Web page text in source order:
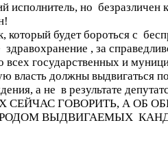
исполнитель, но безразличен
который будет бороться с
, за
государственных и
власть должны выдвигаться
а не в результате
СЕЙЧАС ГОВОРИТЬ, А ОБ
ВЫДВИГАЕМЫХ